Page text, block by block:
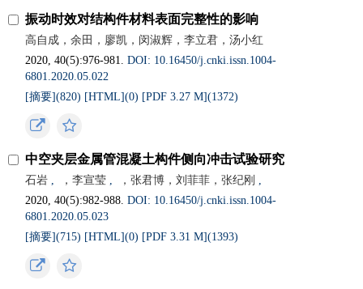
振动时效对结构件材料表面完整性的影响
高自成，余田，廖凯，闵淑辉，李立君，汤小红
2020, 40(5):976-981.DOI: 10.16450/j.cnki.issn.1004-
6801.2020.05.022
[摘要](820) [HTML](0) [PDF 3.27 M](1372)
中空夹层金属管混凝土构件侧向冲击试验研究
石岩 , ，李宣莹 , ，张君博，刘菲菲，张纪刚 ,
2020, 40(5):982-988.DOI: 10.16450/j.cnki.issn.1004-
6801.2020.05.023
[摘要](715) [HTML](0) [PDF 3.31 M](1393)